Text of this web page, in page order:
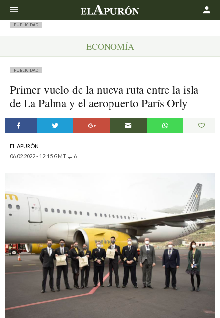
PUBLICIDAD
ECONOMÍA
PUBLICIDAD
Primer vuelo de la nueva ruta entre la isla
de La Palma y el aeropuerto París Orly
EL APURÓN
06.02.2022 - 12:15 GMT
6